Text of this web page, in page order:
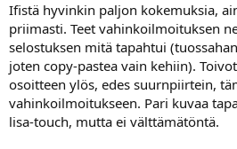
Ifistä hyvinkin paljon kokemuksia,
priimasti. Teet vahinkoilmoituksen
selostuksen mitä tapahtui
joten copy-pastea vain kehiin).
osoitteen ylös, edes suurnpiirtein,
vahinkoilmoitukseen. Pari kuvaa
lisa-touch, mutta ei välttämätöntä.